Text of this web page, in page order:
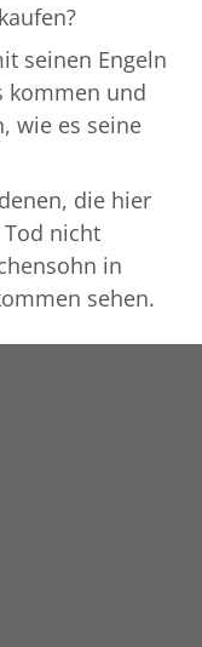
seinen Engeln
kommen und
wie es seine
die hier
nicht
in
sehen.